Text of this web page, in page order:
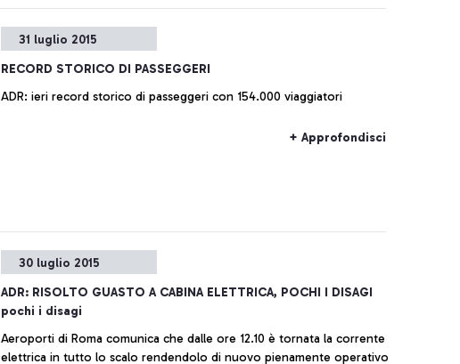
31 luglio 2015
RECORD STORICO DI PASSEGGERI
ADR: ieri record storico di passeggeri con 154.000 viaggiatori
+ Approfondisci
30 luglio 2015
ADR: RISOLTO GUASTO A CABINA ELETTRICA, POCHI I DISAGI
pochi i disagi
Aeroporti di Roma comunica che dalle ore 12.10 è tornata la corrente
elettrica in tutto lo scalo rendendolo di nuovo pienamente operativo